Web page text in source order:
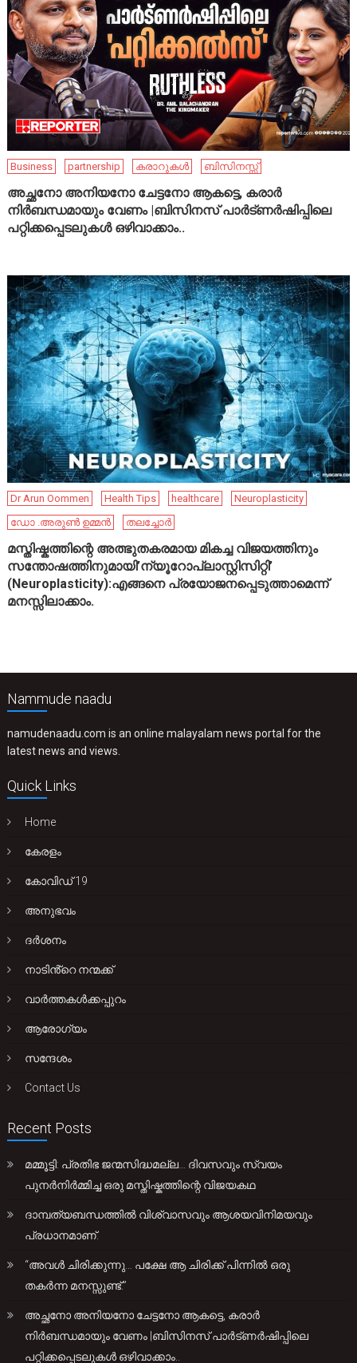
Business partnership കരാറുകൾ ബിസിനസ്സ്
അച്ഛനോ അനിയനോ ചേട്ടനോ ആകട്ടെ, കരാർ
നിർബന്ധമായും വേണം |ബിസിനസ് പാർട്ണർഷിപ്പിലെ
പറ്റിക്കപ്പെടലുകൾ ഒഴിവാക്കാം..
Dr Arun Oommen Health Tips healthcare
Neuroplasticity
ഡോ .അരുൺ ഉമ്മൻ
തലച്ചോർ
മസ്തിഷ്കത്തിന്റെ അത്ഭുതകരമായ മികച്ച വിജയത്തിനും
സന്തോഷത്തിനുമായി’ന്യൂറോപ്ലാസ്റ്റിസിറ്റി’
(Neuroplasticity):എങ്ങനെ പ്രയോജനപ്പെടുത്താമെന്ന്
മനസ്സിലാക്കാം.
Nammude naadu
namudenaadu.com is an online malayalam news portal for the
latest news and views.
Quick Links
Home
കേരളം
കോവിഡ് 19
അനുഭവം
ദർശനം
നാടിൻ്റെ നന്മക്ക്
വാർത്തകൾക്കപ്പുറം
ആരോഗ്യം
സന്ദേശം
Contact Us
Recent Posts
മമ്മൂട്ടി: പ്രതിഭ ജന്മസിദ്ധമല്ല… ദിവസവും സ്വയം
പുനർനിർമ്മിച്ച ഒരു മസ്തിഷ്കത്തിന്റെ വിജയകഥ
ദാമ്പത്യബന്ധത്തിൽ വിശ്വാസവും ആശയവിനിമയവും
പ്രധാനമാണ്.
“അവൾ ചിരിക്കുന്നു… പക്ഷേ ആ ചിരിക്ക് പിന്നിൽ ഒരു
തകർന്ന മനസ്സുണ്ട്.”
അച്ഛനോ അനിയനോ ചേട്ടനോ ആകട്ടെ, കരാർ
നിർബന്ധമായും വേണം |ബിസിനസ് പാർട്ണർഷിപ്പിലെ
പറ്റിക്കപ്പെടലുകൾ ഒഴിവാക്കാം..